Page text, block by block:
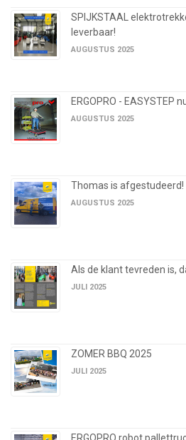
SPIJKSTAAL
leverbaar!
AUGUSTUS 2025
ERGOPRO - EASYSTEP
AUGUSTUS 2025
Thomas is afgestudeerd!
AUGUSTUS 2025
Als de klant tevreden is,
JULI 2025
ZOMER BBQ 2025
JULI 2025